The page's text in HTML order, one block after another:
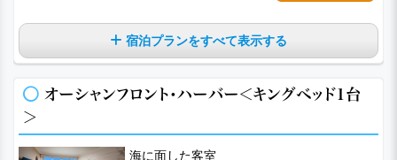
宿泊プランをすべて表示する
オーシャンフロント・ハーバー＜キングベッド1台
＞
海に面した客室